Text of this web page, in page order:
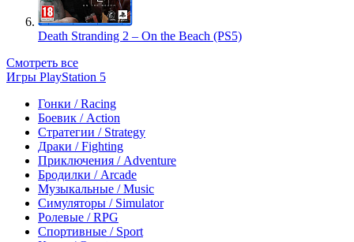
Death Stranding 2 – On the Beach (PS5)
Смотреть все
Игры PlayStation 5
Гонки / Racing
Боевик / Action
Стратегии / Strategy
Драки / Fighting
Приключения / Adventure
Бродилки / Arcade
Музыкальные / Music
Симуляторы / Simulator
Ролевые / RPG
Спортивные / Sport